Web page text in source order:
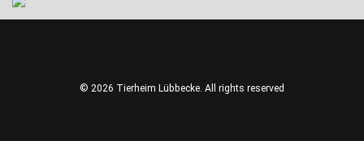
© 2026 Tierheim Lübbecke. All rights reserved